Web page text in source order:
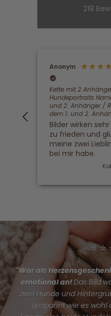
218
Anonym
Kette mit 2
Hundeportraits
und 2. Anhänger /
dem 1. und 2.
Bilder wirken
zu frieden und
meine zwei Lieblinge jetzt immer
bei mir habe.
"War als
emotional an!Das Bild
zwei Hunde und
gespannt wie es wohl